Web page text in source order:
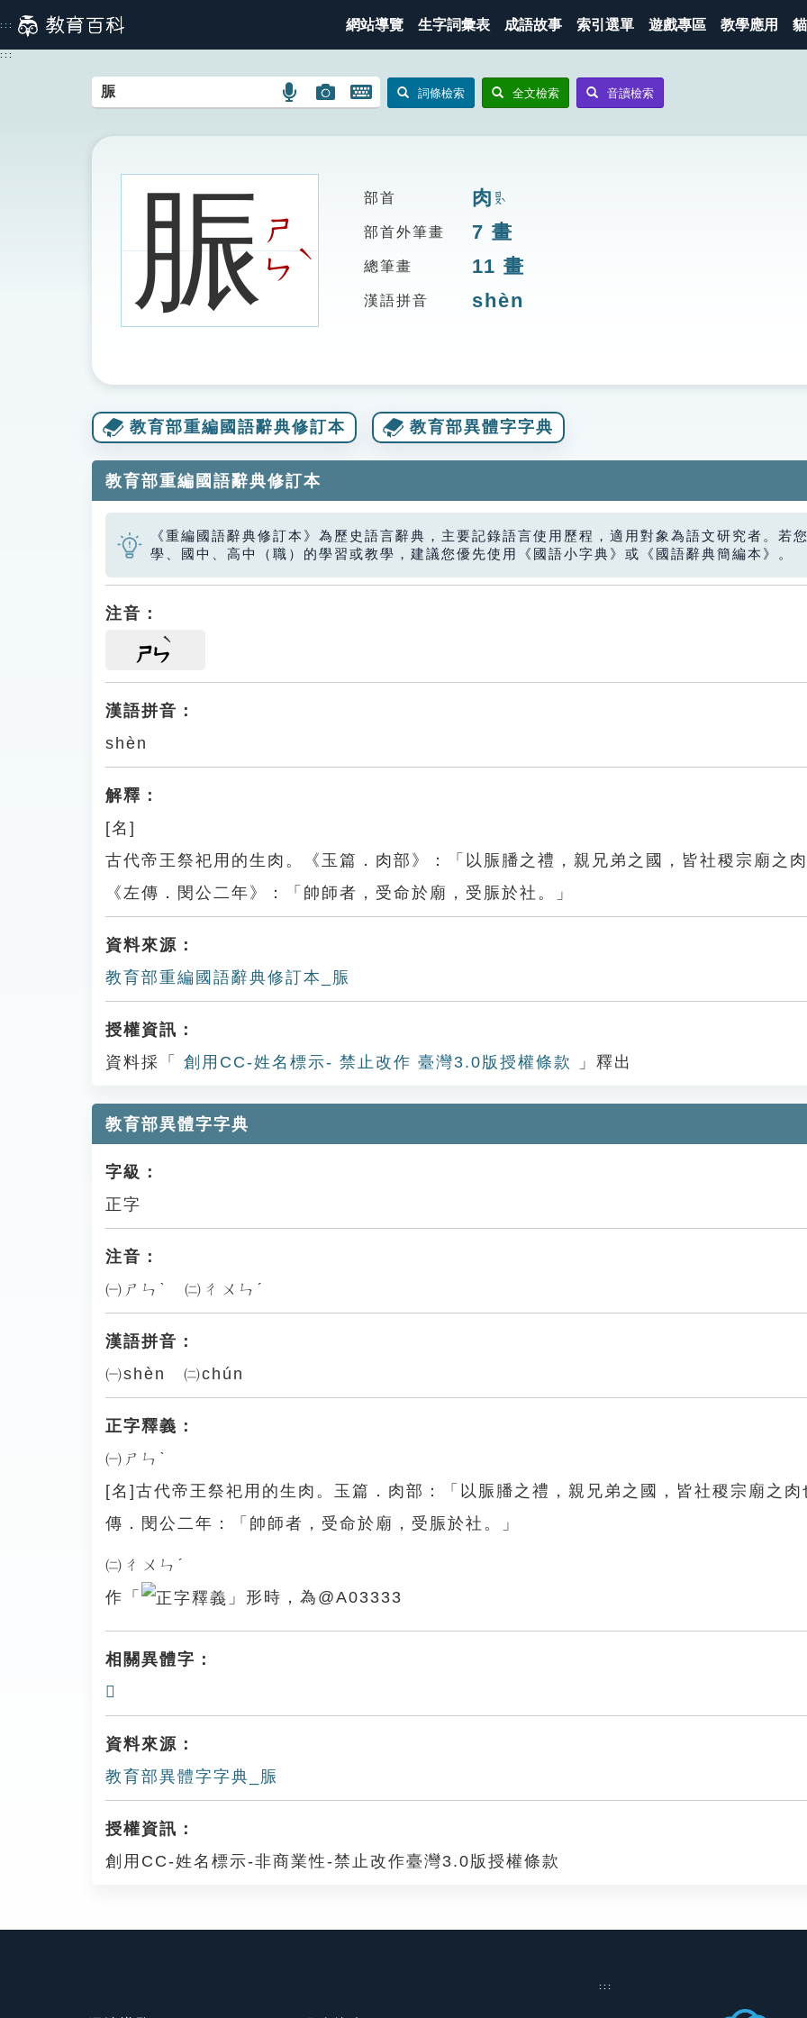
到
主
::: 網站導覽 生字詞彙表 成語故事 索引選單 遊戲專區 教學應用
:::
語
搜
圖
圖
搜
開
鍵
示
詞條檢索 全文檢索 音讀檢索
脤ㄕ
ㄣ
ˋ
部首 肉 ㄖㄡˋ
部首外筆畫 7 畫
總筆畫 11 畫
漢語拼音 shèn
教育部重編國語辭典修訂本 教育部異體字字典
教育部重編國語辭典修訂本
《重編國語辭典修訂本》為歷史語言辭典，主要記錄語言使用歷程，適用對象為語文研究者。若
學、國中、高中（職）的學習或教學，建議您優先使用《國語小字典》或《國語辭典簡編本》。
注音：
ㄕㄣ
漢語拼音：
shèn
解釋：
[名]
古代帝王祭祀用的生肉。《玉篇．肉部》：「以脤膰之禮，親兄弟之國，皆社稷宗廟之
《左傳．閔公二年》：「帥師者，受命於廟，受脤於社。」
資料來源：
教育部重編國語辭典修訂本_脤
授權資訊：
資料採「
創用CC-姓名標示- 禁止改作 臺灣3.0版授權條款 」釋出
教育部異體字字典
字級：
正字
注音：
㈠ㄕㄣˋ ㈡ㄔㄨㄣˊ
漢語拼音：
㈠shèn ㈡chún
正字釋義：
㈠ㄕㄣˋ
[名]古代帝王祭祀用的生肉。玉篇．肉部：「以脤膰之禮，親兄弟之國，皆社稷宗廟之肉
傳．閔公二年：「帥師者，受命於廟，受脤於社。」
㈡ㄔㄨㄣˊ
作「
」形時，為@A03333
相關異體字：
𦚠
資料來源：
教育部異體字字典_脤
授權資訊：
創用CC-姓名標示-非商業性-禁止改作臺灣3.0版授權條款
:::